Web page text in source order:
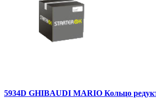
5934D GHIBAUDI MARIO Кольцо